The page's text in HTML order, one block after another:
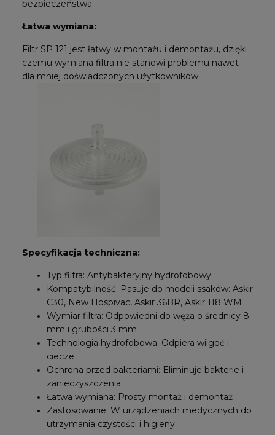
bezpieczeństwa.
Łatwa wymiana:
Filtr SP 121 jest łatwy w montażu i demontażu, dzięki
czemu wymiana filtra nie stanowi problemu nawet
dla mniej doświadczonych użytkowników.
Specyfikacja techniczna:
Typ filtra: Antybakteryjny hydrofobowy
Kompatybilność: Pasuje do modeli ssaków: Askir
C30, New Hospivac, Askir 36BR, Askir 118 WM
Wymiar filtra: Odpowiedni do węża o średnicy 8
mm i grubości 3 mm
Technologia hydrofobowa: Odpiera wilgoć i
ciecze
Ochrona przed bakteriami: Eliminuje bakterie i
zanieczyszczenia
Łatwa wymiana: Prosty montaż i demontaż
Zastosowanie: W urządzeniach medycznych do
utrzymania czystości i higieny